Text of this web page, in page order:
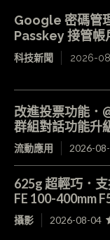
Google 密碼管
Passkey 接管帳
科技新聞 2026-
改進投票功能
群組對話功能升
流動應用 2026-
625g 超輕巧．
FE 100-400mm
攝影 2026-08-04